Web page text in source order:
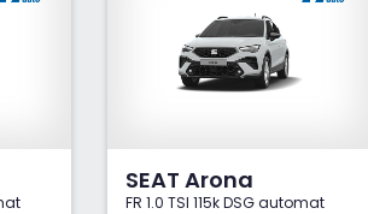
SEAT Arona
FR 1.0 TSI 115k DSG automat